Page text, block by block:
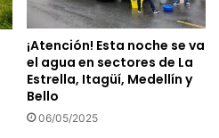
¡Atención! Esta noche se va
el agua en sectores de La
Estrella, Itagüí, Medellín y
Bello
06/05/2025